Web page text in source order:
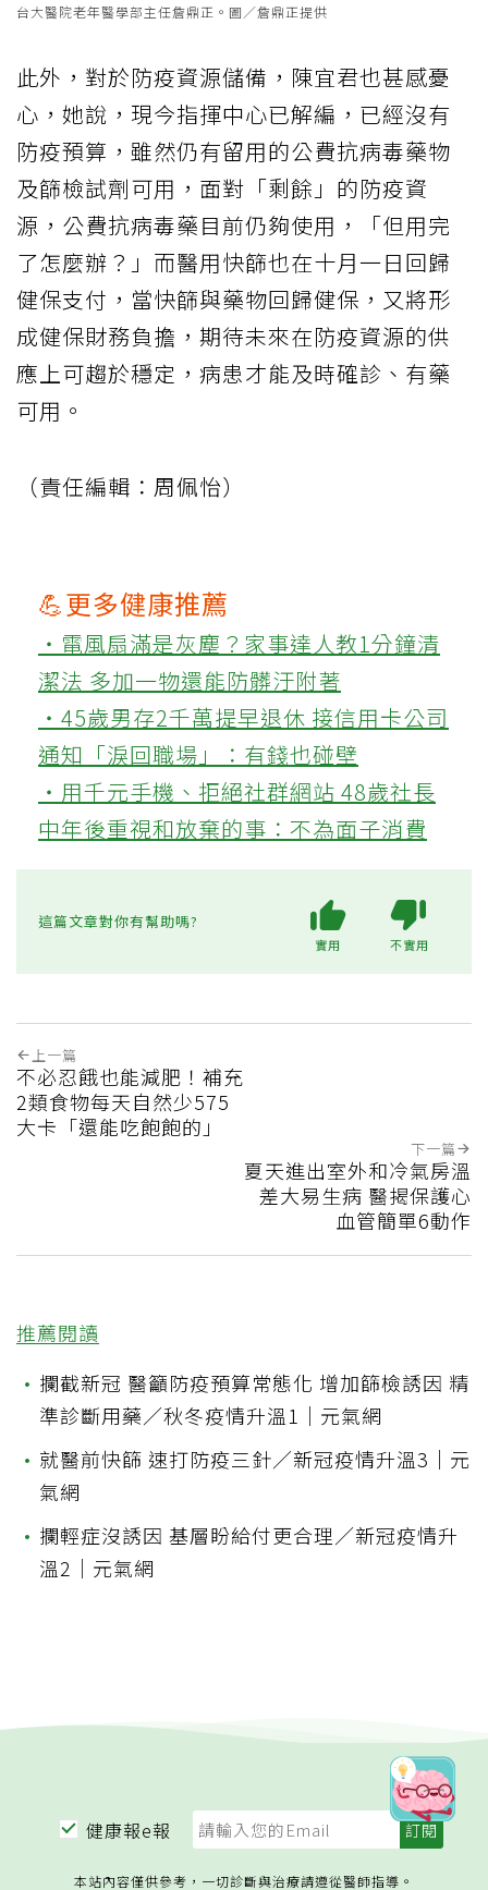
台大醫院老年醫學部主任詹鼎正。圖／詹鼎正提供
此外，對於防疫資源儲備，陳宜君也甚感憂
心，她說，現今指揮中心已解編，已經沒有
防疫預算，雖然仍有留用的公費抗病毒藥物
及篩檢試劑可用，面對「剩餘」的防疫資
源，公費抗病毒藥目前仍夠使用，「但用完
了怎麼辦？」而醫用快篩也在十月一日回歸
健保支付，當快篩與藥物回歸健保，又將形
成健保財務負擔，期待未來在防疫資源的供
應上可趨於穩定，病患才能及時確診、有藥
可用。
（責任編輯：周佩怡）
💪更多健康推薦
‧電風扇滿是灰塵？家事達人教1分鐘清
潔法 多加一物還能防髒汙附著
‧45歲男存2千萬提早退休 接信用卡公司
通知「淚回職場」：有錢也碰壁
‧用千元手機、拒絕社群網站 48歲社長
中年後重視和放棄的事：不為面子消費
這篇文章對你有幫助嗎?
實用 不實用
上一篇
不必忍餓也能減肥！補充
2類食物每天自然少575
大卡「還能吃飽飽的」
下一篇
夏天進出室外和冷氣房溫
差大易生病 醫揭保護心
血管簡單6動作
推薦閱讀
• 攔截新冠 醫籲防疫預算常態化 增加篩檢誘因 精
準診斷用藥／秋冬疫情升溫1｜元氣網
• 就醫前快篩 速打防疫三針／新冠疫情升溫3｜元
氣網
• 攔輕症沒誘因 基層盼給付更合理／新冠疫情升
溫2｜元氣網
健康報e報
本站內容僅供參考，一切診斷與治療請遵從醫師指導。